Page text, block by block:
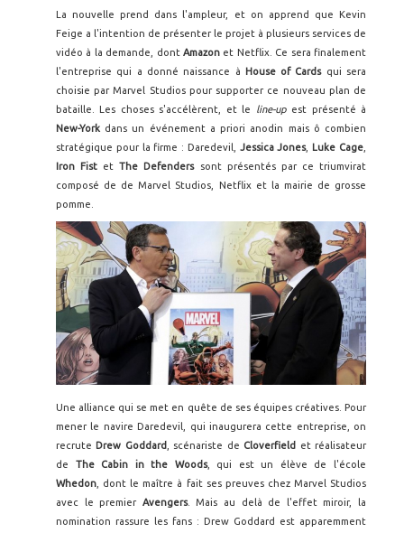
La nouvelle prend dans l'ampleur, et on apprend que Kevin
Feige a l'intention de présenter le projet à plusieurs services de
vidéo à la demande, dont Amazon et Netflix. Ce sera finalement
l'entreprise qui a donné naissance à
House of Cardsqui sera
choisie par Marvel Studios pour supporter ce nouveau plan de
bataille. Les choses s'accélèrent, et le
line-up est présenté à
New-York dans un événement a priori anodin mais ô combien
stratégique pour la firme : Daredevil, Jessica Jones, Luke Cage
Iron Fist etThe Defenders sont présentés par ce triumvirat
composé de de Marvel Studios, Netflix et la mairie de grosse
pomme.
Une alliance qui se met en quête de ses équipes créatives. Pour
mener le navire Daredevil, qui inaugurera cette entreprise, on
recrute Drew Goddard , scénariste de Cloverfield
et réalisateur
de The Cabin in the Woods, qui est un élève de l'école
Whedon , dont le maître à fait ses preuves chez Marvel Studios
avec le premier Avengers. Mais au delà de l'effet miroir, la
nomination rassure les fans : Drew Goddard est apparemment